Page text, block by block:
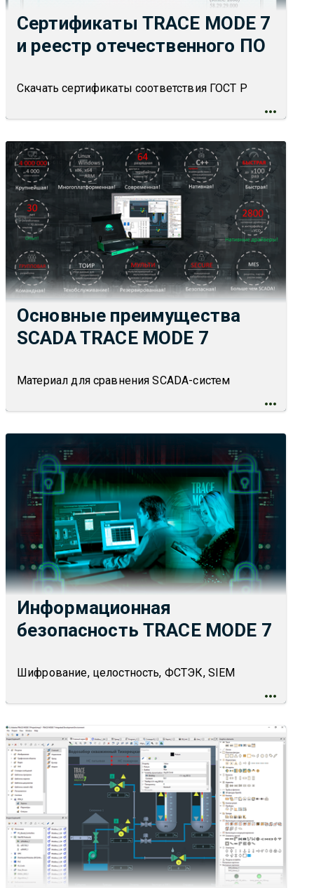
Сертификаты TRACE MODE 7
и реестр отечественного ПО
Скачать сертификаты соответствия ГОСТ Р
Основные преимущества
SCADA TRACE MODE 7
Материал для сравнения SCADA-систем
Информационная
безопасность TRACE MODE 7
Шифрование, целостность, ФСТЭК, SIEM